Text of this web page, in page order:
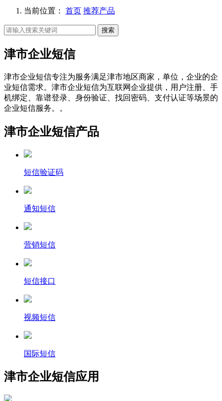
当前位置： 首页 推荐产品
搜索
津市企业短信
津市企业短信专注为服务满足津市地区商家，单位，企业的企
业短信需求。津市企业短信为互联网企业提供，用户注册、手
机绑定、靠谱登录、身份验证、找回密码、支付认证等场景的
企业短信服务。。
津市企业短信产品
短信验证码
通知短信
营销短信
短信接口
视频短信
国际短信
津市企业短信应用